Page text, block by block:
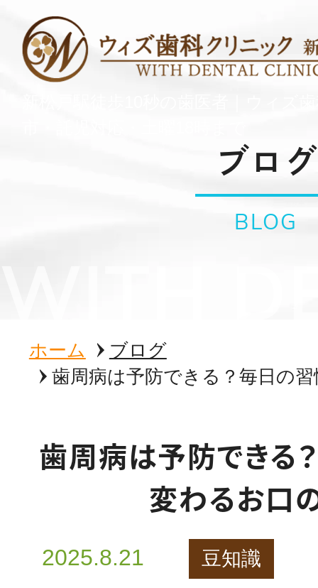
ブログ
BLOG
ホーム
ブログ
歯周病は予防できる？毎日の
歯周病は予防できる
変わるお口
2025.8.21 豆知識